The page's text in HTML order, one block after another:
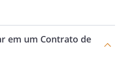
em um Contrato de